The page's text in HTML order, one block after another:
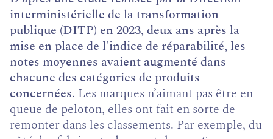
interministérielle de la transformation
publique (DITP) en 2023, deux ans après la
mise en place de l’indice de réparabilité, les
notes moyennes avaient augmenté dans
chacune des catégories de produits
concernées. Les marques n’aimant pas être en
queue de peloton, elles ont fait en sorte de
remonter dans les classements. Par exemple, du